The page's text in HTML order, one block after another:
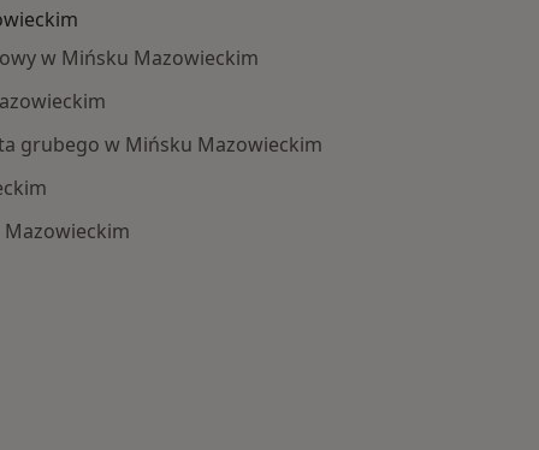
w Mińsku Mazowieckim
grubego w Mińsku Mazowieckim